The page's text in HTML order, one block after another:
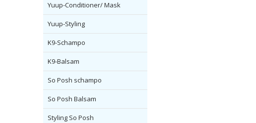
Yuup-Conditioner/ Mask
Yuup-Styling
K9-Schampo
K9-Balsam
So Posh schampo
So Posh Balsam
Styling So Posh